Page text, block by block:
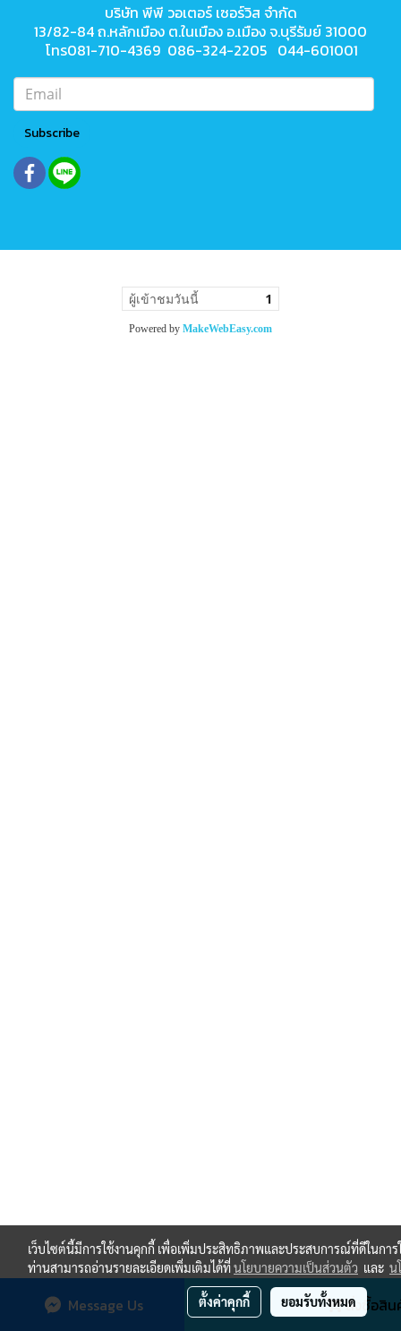
สั่งซื้อสิน
Message Us
บริษัท พีพี วอเตอร์ เซอร์วิส จำกัด
13/82-84 ถ.หลักเมือง ต.ในเมือง อ.เมือง จ.บุรีรัมย์ 31000
โทร081-710-4369 086-324-2205 044-601001
Subscribe
ผู้เข้าชมวันนี้ 1
Powered by MakeWebEasy.com
เว็บไซต์นี้มีการใช้งานคุกกี้ เพื่อเพิ่มประสิทธิภาพและประสบการณ์ที่ดีในการ
ท่านสามารถอ่านรายละเอียดเพิ่มเติมได้ที่นโยบายความเป็นส่วนตัว และ น
ตั้งค่าคุกกี้ ยอมรับทั้งหมด